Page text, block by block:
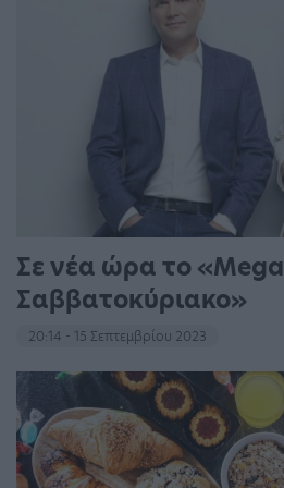
Σε νέα ώρα το «Mega
Σαββατοκύριακο»
20:14 - 15 Σεπτεμβρίου 2023